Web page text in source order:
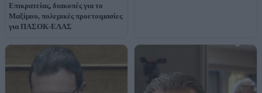
Επικρατείας, διακοπές για το
Μαξίμου, πολεμικές προετοιμασίες
για ΠΑΣΟΚ-ΕΛΑΣ